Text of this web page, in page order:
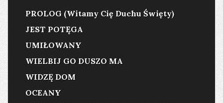
PROLOG (Witamy Cię Duchu Święty)
JEST POTĘGA
UMIŁOWANY
WIELBIJ GO DUSZO MA
WIDZĘ DOM
OCEANY